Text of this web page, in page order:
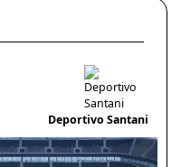
Deportivo Santani